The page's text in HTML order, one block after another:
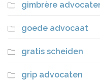
gimbrère
goede advocaat
gratis scheiden
grip advocaten